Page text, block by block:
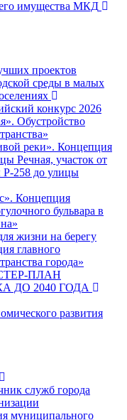
имущества МКД
проектов
среды в малых
конкурс 2026
Обустройство
реки». Концепция
Речная, участок от
Р-258 до улицы
Концепция
бульвара в
жизни на берегу
главного
города»
ПЛАН
ДО 2040 ГОДА
развития
служб города
муниципального